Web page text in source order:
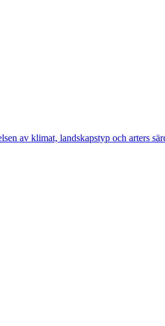
av klimat, landskapstyp och arters